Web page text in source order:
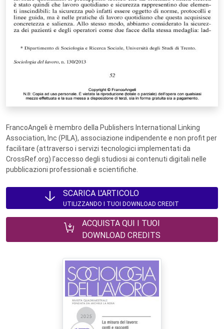
FrancoAngeli è membro della Publishers International Linking
Association, Inc (PILA), associazione indipendente e non profit per
facilitare (attraverso i servizi tecnologici implementati da
CrossRef.org) l’accesso degli studiosi ai contenuti digitali nelle
pubblicazioni professionali e scientifiche.
SCARICA L'ARTICOLO
UTILIZZANDO I TUOI DOWNLOAD CREDIT
ACQUISTA QUI I TUOI
DOWNLOAD CREDITS